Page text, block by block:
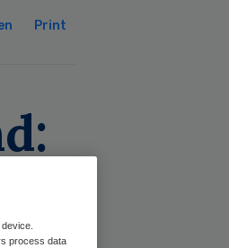
Print
process data